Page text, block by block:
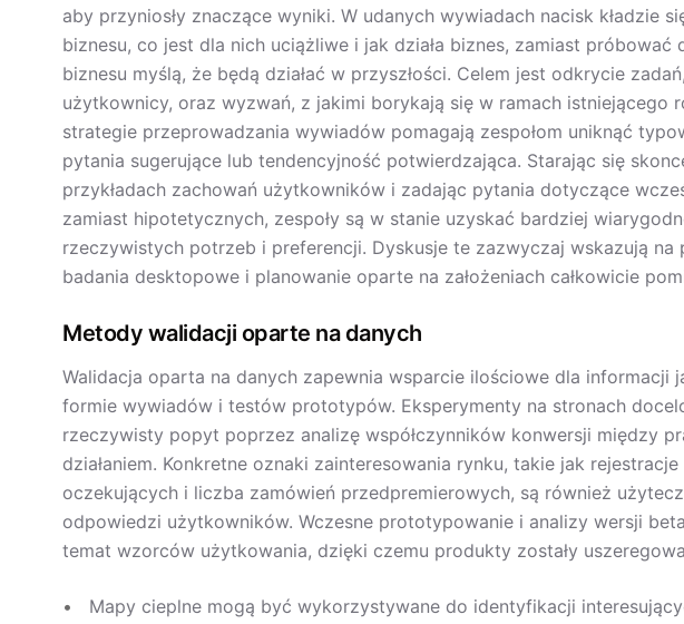
aby przyniosły znaczące wyniki. W udanych wywiadach nacisk kładzie
biznesu, co jest dla nich uciążliwe i jak działa biznes, zamiast próbować
biznesu myślą, że będą działać w przyszłości. Celem jest odkrycie
użytkownicy, oraz wyzwań, z jakimi borykają się w ramach istniejącego
strategie przeprowadzania wywiadów pomagają zespołom uniknąć
pytania sugerujące lub tendencyjność potwierdzająca. Starając się
przykładach zachowań użytkowników i zadając pytania dotyczące
zamiast hipotetycznych, zespoły są w stanie uzyskać bardziej
rzeczywistych potrzeb i preferencji. Dyskusje te zazwyczaj wskazują na
badania desktopowe i planowanie oparte na założeniach całkowicie
Metody walidacji oparte na danych
Walidacja oparta na danych zapewnia wsparcie ilościowe dla informacji
formie wywiadów i testów prototypów. Eksperymenty na stronach
rzeczywisty popyt poprzez analizę współczynników konwersji między
działaniem. Konkretne oznaki zainteresowania rynku, takie jak
oczekujących i liczba zamówień przedpremierowych, są również
odpowiedzi użytkowników. Wczesne prototypowanie i analizy wersji
temat wzorców użytkowania, dzięki czemu produkty zostały
Mapy cieplne mogą być wykorzystywane do identyfikacji